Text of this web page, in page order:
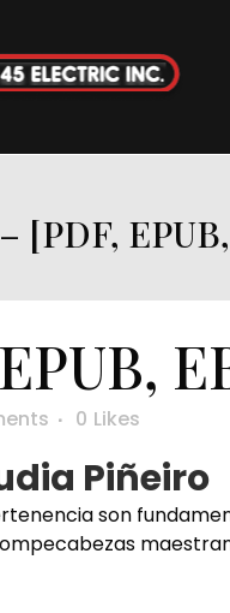
[PDF,
0 Likes
Piñeiro
son